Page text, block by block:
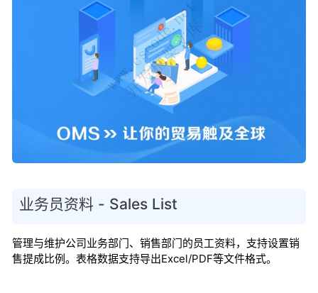
业务员资料 - Sales List
管理与维护公司业务部门、销售部门的员工资料，支持设置销
售提成比例。表格数据支持导出Excel/PDF等文件格式。